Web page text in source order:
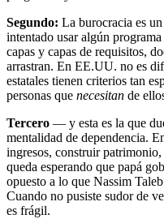
Segundo: La burocracia es
intentado usar algún
capas y capas de requisitos,
arrastran. En EE.UU. no es
estatales tienen criterios tan
personas que necesitan de
Tercero — y esta es la que
mentalidad de dependencia.
ingresos, construir
queda esperando que papá
opuesto a lo que Nassim
Cuando no pusiste sudor de
es frágil.